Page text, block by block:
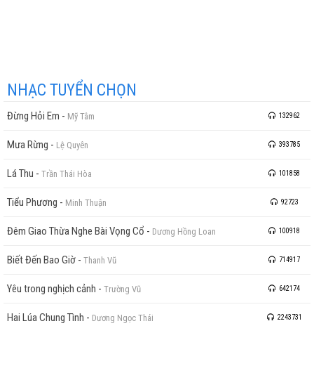
NHẠC TUYỂN CHỌN
Đừng Hỏi Em - Mỹ Tâm 132962
Mưa Rừng - Lệ Quyên 393785
Lá Thu - Trần Thái Hòa 101858
Tiểu Phương - Minh Thuận 92723
Đêm Giao Thừa Nghe Bài Vọng Cổ - Dương Hồng Loan 100918
Biết Đến Bao Giờ - Thanh Vũ 714917
Yêu trong nghịch cảnh - Trường Vũ 642174
Hai Lúa Chung Tình - Dương Ngọc Thái 2243731